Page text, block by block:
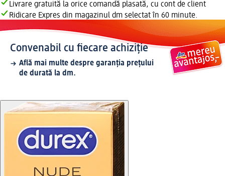
Livrare gratuită la orice comandă plasată, cu cont de client
Ridicare Expres din magazinul dm selectat în 60 minute.
Convenabil cu fiecare achiziție
Află mai multe despre garanția prețului
de durată la dm.